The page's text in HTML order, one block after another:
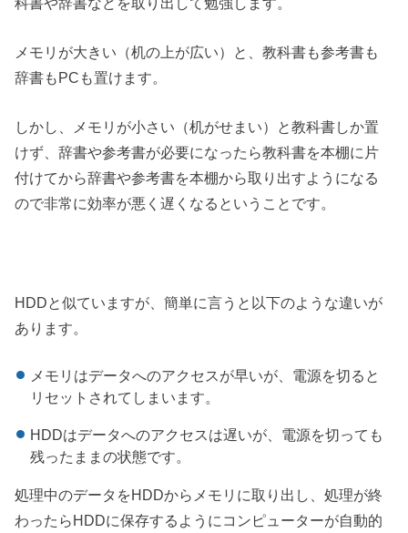
メモリが大きい（机の上が広い）と、教科書も参考書も
辞書もPCも置けます。
しかし、メモリが小さい（机がせまい）と教科書しか置
けず、辞書や参考書が必要になったら教科書を本棚に片
付けてから辞書や参考書を本棚から取り出すようになる
ので非常に効率が悪く遅くなるということです。
HDDと似ていますが、簡単に言うと以下のような違いが
あります。
メモリはデータへのアクセスが早いが、電源を切ると
リセットされてしまいます。
HDDはデータへのアクセスは遅いが、電源を切っても
残ったままの状態です。
処理中のデータをHDDからメモリに取り出し、処理が終
わったらHDDに保存するようにコンピューターが自動的